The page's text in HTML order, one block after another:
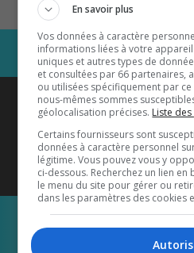
Coyote New
également sur
Écoutez-
En savoir plus
Vos données à caractère
informations liées à votre
uniques et autres types de
et consultées par 66 partenaires,
ou utilisées spécifiquement par
nous-mêmes sommes
géolocalisation précises. Liste
Certains fournisseurs sont
données à caractère personnel
légitime. Vous pouvez vous y
ci-dessous. Recherchez un lien
le menu du site pour gérer ou
dans les paramètres des cookies